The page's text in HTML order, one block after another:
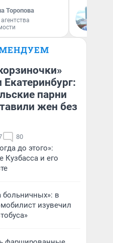
Торопова
парни
жен без
80
до этого»:
Кузбасса и его
больничных»: в
изувечил